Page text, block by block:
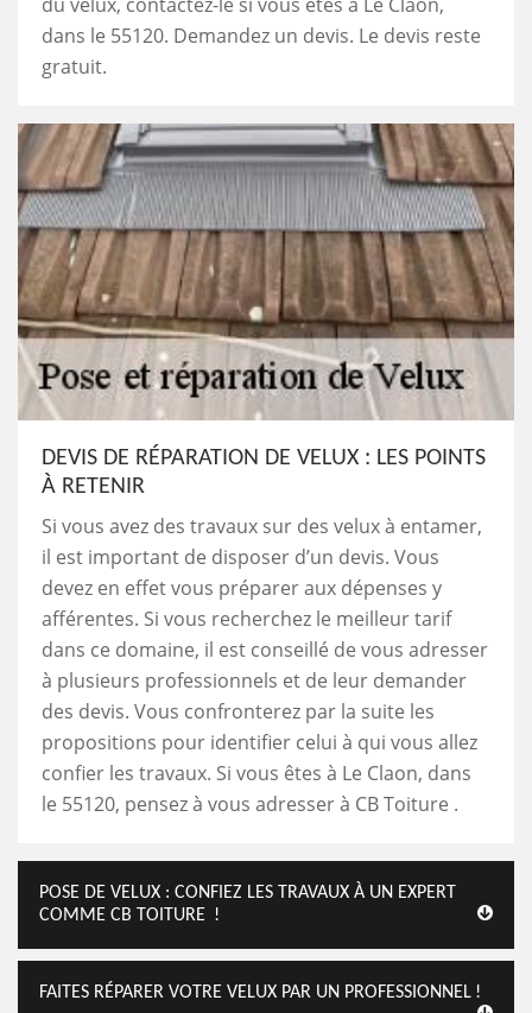
dans le 55120. Demandez un devis. Le devis reste
gratuit.
DEVIS DE RÉPARATION DE VELUX : LES POINTS
À RETENIR
Si vous avez des travaux sur des velux à entamer,
il est important de disposer d’un devis. Vous
devez en effet vous préparer aux dépenses y
afférentes. Si vous recherchez le meilleur tarif
dans ce domaine, il est conseillé de vous adresser
à plusieurs professionnels et de leur demander
des devis. Vous confronterez par la suite les
propositions pour identifier celui à qui vous allez
confier les travaux. Si vous êtes à Le Claon, dans
le 55120, pensez à vous adresser à CB Toiture .
POSE DE VELUX : CONFIEZ LES TRAVAUX À UN EXPERT
COMME CB TOITURE !
FAITES RÉPARER VOTRE VELUX PAR UN PROFESSIONNEL !